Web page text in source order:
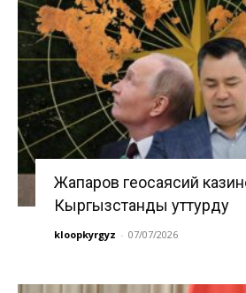
Жапаров геосаясий
Кыргызстанды уттурду
kloopkyrgyz - 07/07/2026